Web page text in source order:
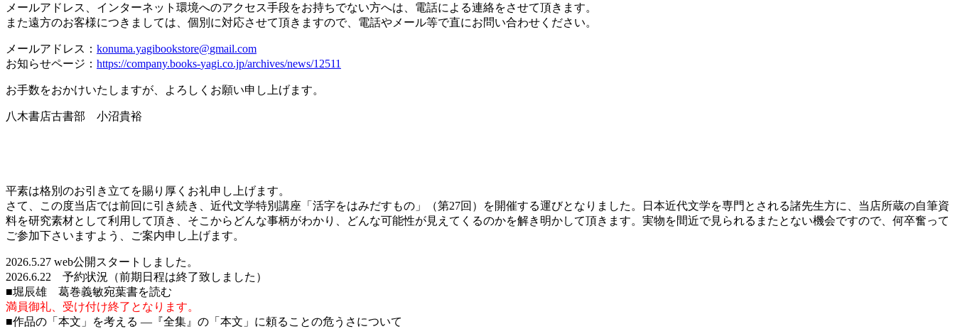
メールアドレス、 インターネット環境へのアクセス手段をお持ちでない方へは、 電話による連絡をさせて頂きます。
また遠方のお客様につきましては、 個別に対応させて頂きますので、 電話やメール等で直にお問い合わせください。
メールアドレス： konuma.yagibookstore@gmail.com
お知らせページ： https://company.books-yagi.co.jp/archives/news/12511
お手数をおかけいたしますが、よろしくお願い申し上げます。
八木書店古書部 小沼貴裕
平素は格別のお引き立てを賜り厚くお礼申し上げます。
さて、この度当店では前回に引き続き、近代文学特別講座「活字をはみだすもの」（第27回）を開催する運びとなりました。日本近代文学を専門とされる諸先生方に、当店所蔵の自筆資
料を研究素材として利用して頂き、そこからどんな事柄がわかり、どんな可能性が見えてくるのかを解き明かして頂きます。実物を間近で見られるまたとない機会ですので、何卒奮って
ご参加下さいますよう、ご案内申し上げます。
2026.5.27 web公開スタートしました。
2026.6.22 予約状況（前期日程は終了致しました）
■堀辰雄 葛巻義敏宛葉書を読む
満員御礼、受け付け終了となります。
■作品の「本文」を考える ―『全集』の「本文」に頼ることの危うさについて